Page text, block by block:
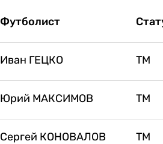
Футболист
Иван ГЕЦКО ТМ
Юрий МАКСИМОВ ТМ
Сергей КОНОВАЛОВ ТМ